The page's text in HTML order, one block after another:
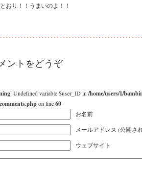
おり！！うまいのよ！！
ントをどうぞ
: Undefined variable $user_ID in /home/users/1/
on line60
お名前
メールアドレス (公開さ
ウェブサイト